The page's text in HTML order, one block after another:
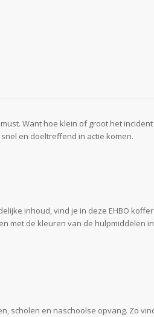
Want hoe klein of groot het
en doeltreffend in actie komen.
inhoud, vind je in deze EHBO
met de kleuren van de hulpmiddelen
scholen en naschoolse opvang. Zo